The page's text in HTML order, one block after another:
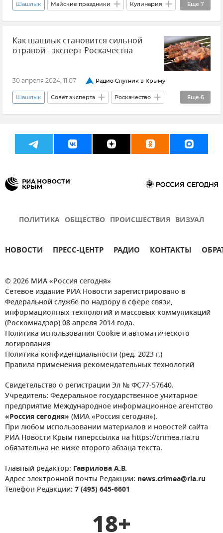
Еще 7
Шашлык Майские праздники Кулинария
Отдых Новости Общество Крым
Совет эксперта Вкусно и полезно
Как шашлык становится сильной
отравой - эксперт Роскачества
30 апреля 2024, 11:07 Радио Спутник в Крыму
Еще 6
Шашлык Совет эксперта Роскачество
Общество Еда Вкусно и полезно
Наталья Завьялова Майские праздники
Здоровье
ПОЛИТИКА ОБЩЕСТВО ПРОИСШЕСТВИЯ ВИЗУАЛ
НОВОСТИ ПРЕСС-ЦЕНТР РАДИО КОНТАКТЫ
© 2026 МИА «Россия сегодня»
Сетевое издание РИА Новости зарегистрировано в
Федеральной службе по надзору в сфере связи,
информационных технологий и массовых коммуникаций
(Роскомнадзор) 08 апреля 2014 года.
Политика использования Cookie и автоматического
логирования
Политика конфиденциальности (ред. 2023 г.)
Правила применения рекомендательных технологий
Свидетельство о регистрации Эл № ФС77-57640.
Учредитель: Федеральное государственное унитарное
предприятие Международное информационное агентство
«Россия сегодня» (МИА «Россия сегодня»).
При любом использовании материалов и новостей сайта
РИА Новости Крым гиперссылка на https://crimea.ria.ru
обязательна не ниже второго абзаца текста.
Главный редактор: Гаврилова А.В.
Адрес электронной почты Редакции: news.crimea@ria.ru
Телефон Редакции: 7 (495) 645-6601